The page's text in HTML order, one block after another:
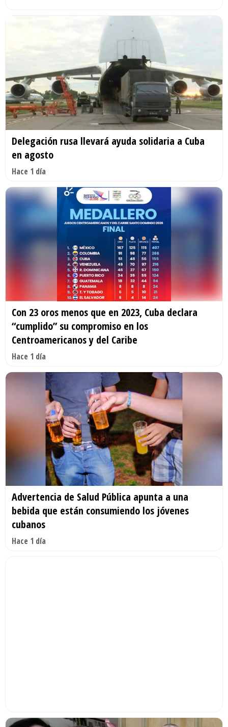
Delegación rusa llevará ayuda solidaria a Cuba
en agosto
Hace 1 día
Con 23 oros menos que en 2023, Cuba declara
“cumplido” su compromiso en los
Centroamericanos y del Caribe
Hace 1 día
Advertencia de Salud Pública apunta a una
bebida que están consumiendo los jóvenes
cubanos
Hace 1 día